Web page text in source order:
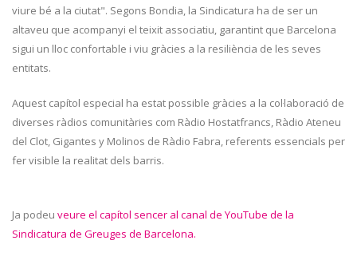
viure bé a la ciutat". Segons Bondia, la Sindicatura ha de ser un
altaveu que acompanyi el teixit associatiu, garantint que Barcelona
sigui un lloc confortable i viu gràcies a la resiliència de les seves
entitats.
Aquest capítol especial ha estat possible gràcies a la col·laboració de
diverses ràdios comunitàries com Ràdio Hostatfrancs, Ràdio Ateneu
del Clot, Gigantes y Molinos de Ràdio Fabra, referents essencials per
fer visible la realitat dels barris.
Ja podeu veure el capítol sencer al canal de YouTube de la
Sindicatura de Greuges de Barcelona.